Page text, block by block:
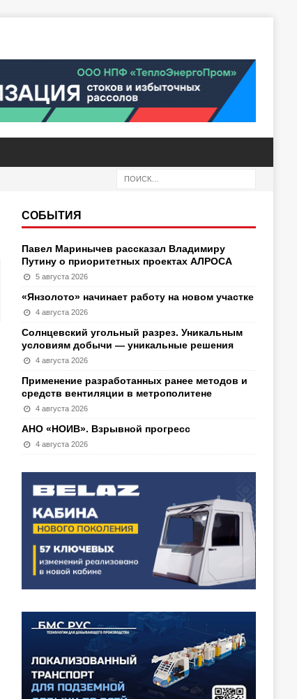
СОБЫТИЯ
Павел Маринычев рассказал Владимиру
Путину о приоритетных проектах АЛРОСА
5 августа 2026
«Янзолото» начинает работу на новом участке
4 августа 2026
Солнцевский угольный разрез. Уникальным
условиям добычи — уникальные решения
4 августа 2026
Применение разработанных ранее методов и
средств вентиляции в метрополитене
4 августа 2026
АНО «НОИВ». Взрывной прогресс
4 августа 2026